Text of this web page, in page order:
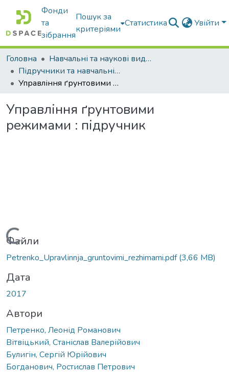
Фонди
та
зібрання
Пошук за
критеріями
Статистика Увійти
Головна
Навчальні та наукові видання
Підручники та навчальні посібники
Управління ґрунтовими режимами : підручник
Управління ґрунтовими
режимами : підручник
Вантажиться...
Файли
Petrenko_Upravlіnnja_gruntovimi_rezhimami.pdf(3,66 MB)
Дата
2017
Автори
Петренко, Леонід Романович
Вітвіцький, Станіслав Валерійович
Булигін, Сергій Юрійович
Богданович, Ростислав Петрович